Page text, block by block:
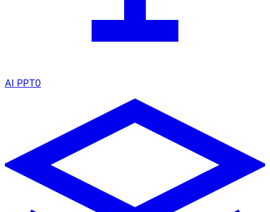
AI PPT0